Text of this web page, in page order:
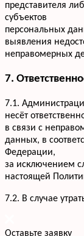
представителя
субъектов
персональных
выявления
неправомерных
7.
7.1.
несёт
в связи с
данных, в
Федерации,
за исключением
настоящей
7.2. В случае
Оставьте заявку